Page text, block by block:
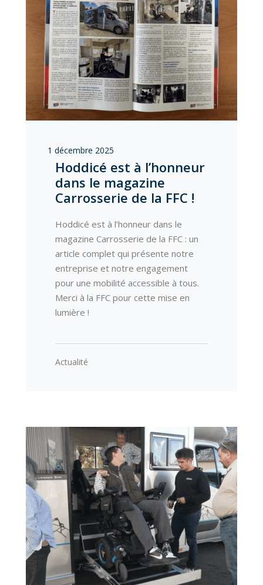
1 décembre 2025
Hoddicé est à l’honneur
dans le magazine
Carrosserie de la FFC !
Hoddicé est à l’honneur dans le
magazine Carrosserie de la FFC : un
article complet qui présente notre
entreprise et notre engagement
pour une mobilité accessible à tous.
Merci à la FFC pour cette mise en
lumière !
Actualité